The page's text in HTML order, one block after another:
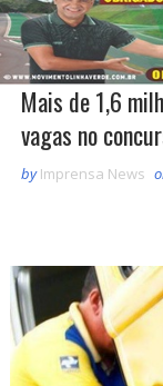
Mais de 1,6
vagas no
by Imprensa News